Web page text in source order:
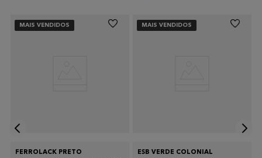
MAIS VENDIDOS
FERROLACK PRETO
MAIS VENDIDOS
ESB VERDE COLONIAL